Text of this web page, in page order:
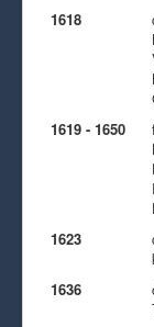
1618
1619 - 1650
1623
1636